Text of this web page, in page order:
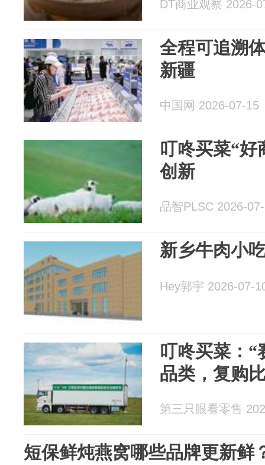
DT商业观察 2026-
全程可追溯
新疆
中国网 2026-07-15
叮咚买菜“好
创新
品智PLSC 2026-
新乡牛肉小
Hey郭宇 2026-07-
叮咚买菜：“
品类，复购
第三只眼看零售
短保鲜炖燕窝哪些品牌更新鲜